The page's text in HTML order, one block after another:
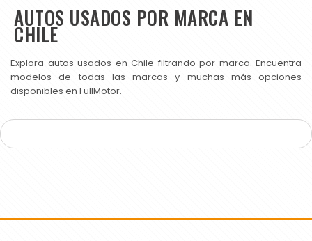
AUTOS USADOS POR MARCA EN
CHILE
Explora autos usados en Chile filtrando por marca. Encuentra
modelos de todas las marcas y muchas más opciones
disponibles en FullMotor.